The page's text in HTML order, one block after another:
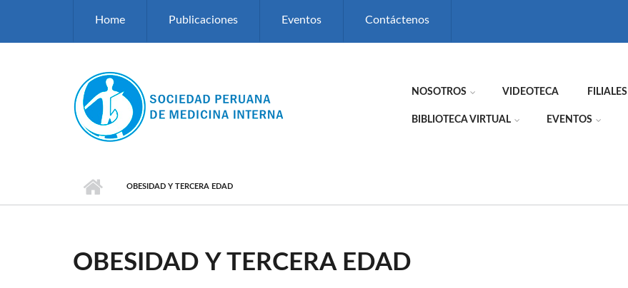
Home Publicaciones Eventos Contáctenos
NOSOTROS VIDEOTECA FILIALES
BIBLIOTECA VIRTUAL EVENTOS
OBESIDAD Y TERCERA EDAD
OBESIDAD Y TERCERA EDAD